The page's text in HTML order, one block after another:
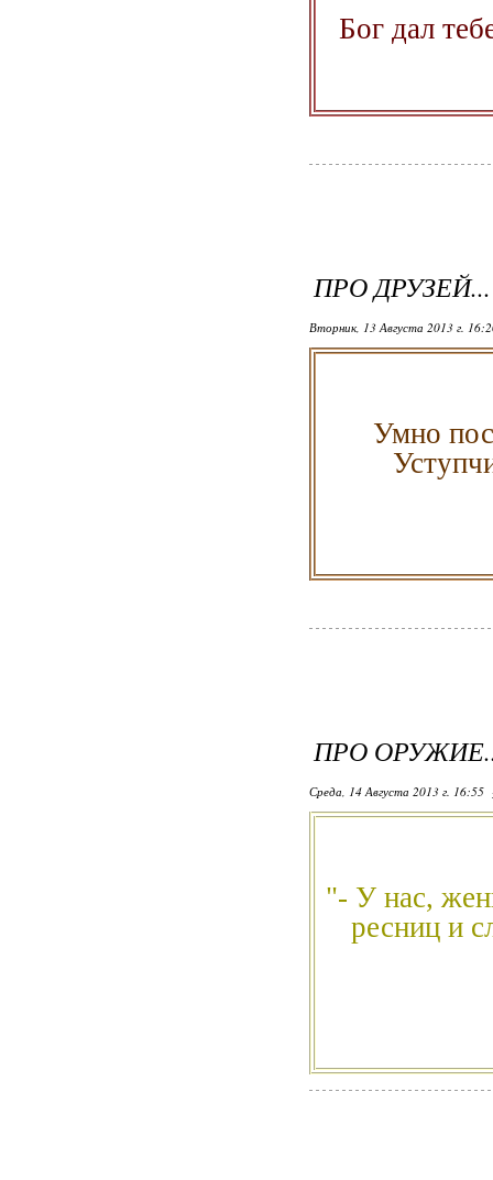
Бог дал
ПРО ДРУЗЕЙ...
Вторник, 13 Августа 2013 г.
Умно
ПРО
Среда, 14 Августа 2013 г. 16:55
"- У нас,
ресниц и